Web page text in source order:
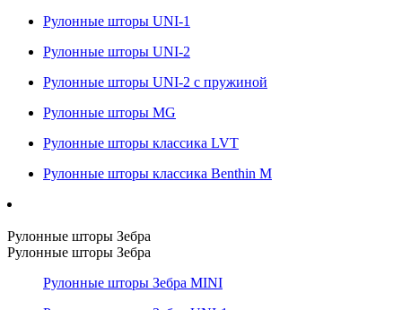
Рулонные шторы UNI-1
Рулонные шторы UNI-2
Рулонные шторы UNI-2 с пружиной
Рулонные шторы MG
Рулонные шторы классика LVT
Рулонные шторы классика Benthin M
Рулонные шторы Зебра
Рулонные шторы Зебра
Рулонные шторы Зебра MINI